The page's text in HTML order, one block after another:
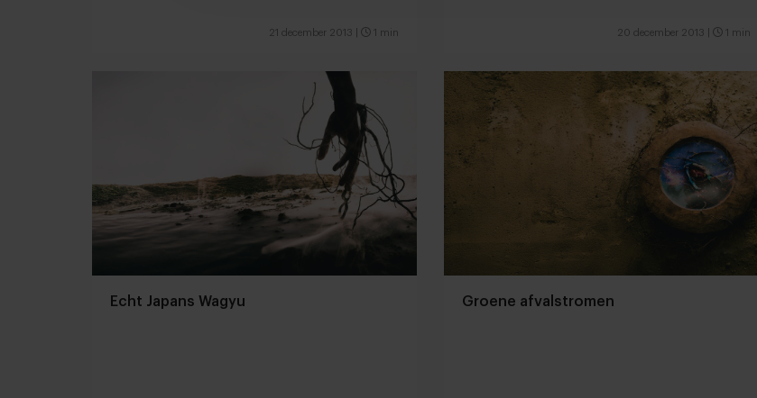
21 december 2013 1 min 20 december 2013 1 min
Echt Japans Wagyu Groene afvalstromen